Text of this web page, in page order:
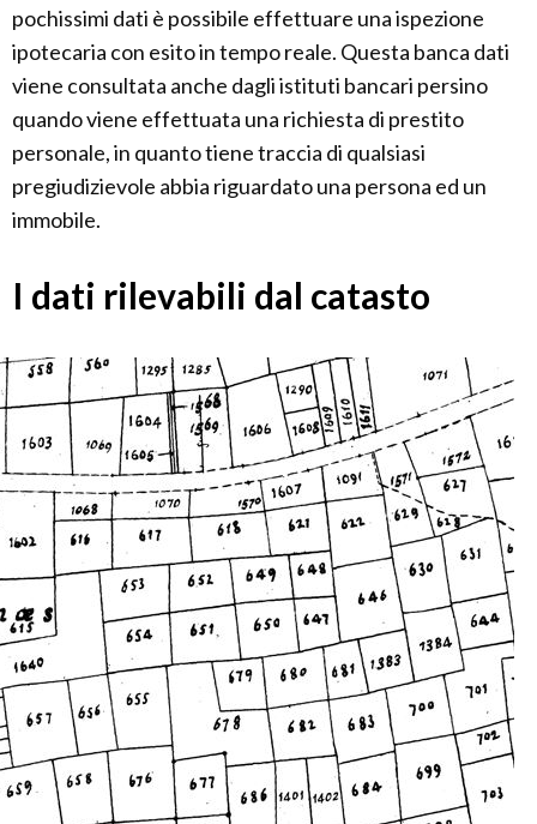
pochissimi dati è possibile effettuare una ispezione
ipotecaria con esito in tempo reale. Questa banca dati
viene consultata anche dagli istituti bancari persino
quando viene effettuata una richiesta di prestito
personale, in quanto tiene traccia di qualsiasi
pregiudizievole abbia riguardato una persona ed un
immobile.
I dati rilevabili dal catasto